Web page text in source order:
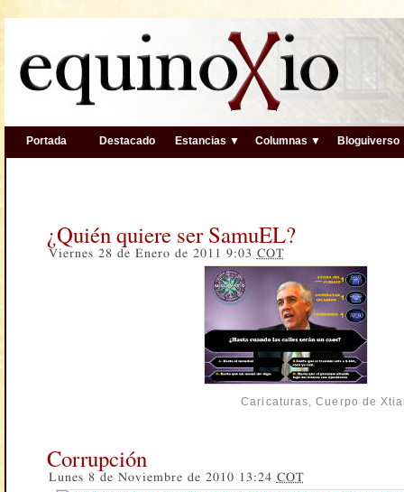
Portada Destacado Estancias ▼ Columnas ▼ Bloguiverso
¿Quién quiere ser SamuEL?
Viernes 28 de Enero de 2011 9:03 COT
Caricaturas,Cuerpo de
Corrupción
Lunes 8 de Noviembre de 2010 13:24 COT